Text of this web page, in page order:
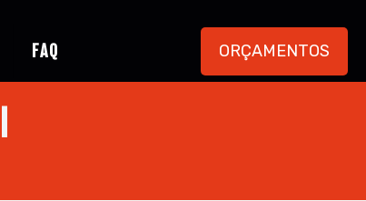
FAQ ORÇAMENTOS